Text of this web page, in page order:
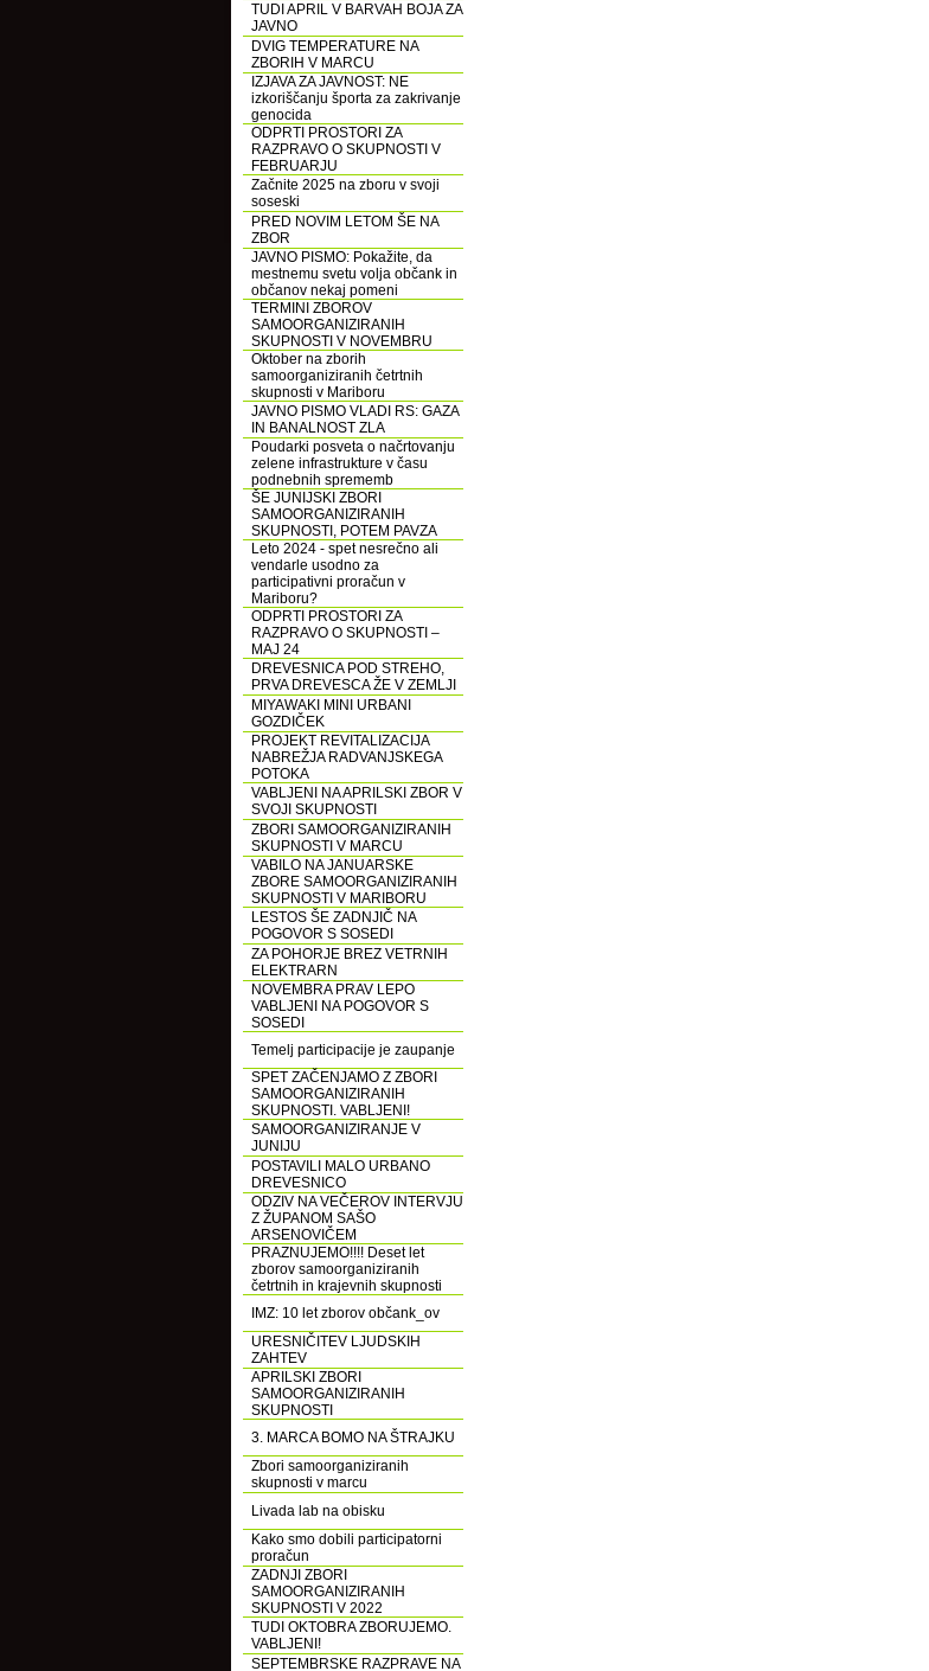
TUDI APRIL V BARVAH BOJA ZA
JAVNO
DVIG TEMPERATURE NA
ZBORIH V MARCU
IZJAVA ZA JAVNOST: NE
izkoriščanju športa za zakrivanje
genocida
ODPRTI PROSTORI ZA
RAZPRAVO O SKUPNOSTI V
FEBRUARJU
Začnite 2025 na zboru v svoji
soseski
PRED NOVIM LETOM ŠE NA
ZBOR
JAVNO PISMO: Pokažite, da
mestnemu svetu volja občank in
občanov nekaj pomeni
TERMINI ZBOROV
SAMOORGANIZIRANIH
SKUPNOSTI V NOVEMBRU
Oktober na zborih
samoorganiziranih četrtnih
skupnosti v Mariboru
JAVNO PISMO VLADI RS: GAZA
IN BANALNOST ZLA
Poudarki posveta o načrtovanju
zelene infrastrukture v času
podnebnih sprememb
ŠE JUNIJSKI ZBORI
SAMOORGANIZIRANIH
SKUPNOSTI, POTEM PAVZA
Leto 2024 - spet nesrečno ali
vendarle usodno za
participativni proračun v
Mariboru?
ODPRTI PROSTORI ZA
RAZPRAVO O SKUPNOSTI –
MAJ 24
DREVESNICA POD STREHO,
PRVA DREVESCA ŽE V ZEMLJI
MIYAWAKI MINI URBANI
GOZDIČEK
PROJEKT REVITALIZACIJA
NABREŽJA RADVANJSKEGA
POTOKA
VABLJENI NA APRILSKI ZBOR V
SVOJI SKUPNOSTI
ZBORI SAMOORGANIZIRANIH
SKUPNOSTI V MARCU
VABILO NA JANUARSKE
ZBORE SAMOORGANIZIRANIH
SKUPNOSTI V MARIBORU
LESTOS ŠE ZADNJIČ NA
POGOVOR S SOSEDI
ZA POHORJE BREZ VETRNIH
ELEKTRARN
NOVEMBRA PRAV LEPO
VABLJENI NA POGOVOR S
SOSEDI
Temelj participacije je zaupanje
SPET ZAČENJAMO Z ZBORI
SAMOORGANIZIRANIH
SKUPNOSTI. VABLJENI!
SAMOORGANIZIRANJE V
JUNIJU
POSTAVILI MALO URBANO
DREVESNICO
ODZIV NA VEČEROV INTERVJU
Z ŽUPANOM SAŠO
ARSENOVIČEM
PRAZNUJEMO!!!! Deset let
zborov samoorganiziranih
četrtnih in krajevnih skupnosti
IMZ: 10 let zborov občank_ov
URESNIČITEV LJUDSKIH
ZAHTEV
APRILSKI ZBORI
SAMOORGANIZIRANIH
SKUPNOSTI
3. MARCA BOMO NA ŠTRAJKU
Zbori samoorganiziranih
skupnosti v marcu
Livada lab na obisku
Kako smo dobili participatorni
proračun
ZADNJI ZBORI
SAMOORGANIZIRANIH
SKUPNOSTI V 2022
TUDI OKTOBRA ZBORUJEMO.
VABLJENI!
SEPTEMBRSKE RAZPRAVE NA